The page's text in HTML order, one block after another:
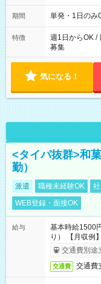
勤務 勤務：月・水・
可能です！ ※1日あたりの最大実働時間は日勤、夜勤共に勤務し
期間 単発・1日のみ
特徴
週1日からOK /
募集
気になる！
<タイパ抜群>和
勤）
派遣 職種未経験OK
WEB登録・面接OK
給与
基本時給1500
り） 【月収例
合）交通費別途
交通費 交通費